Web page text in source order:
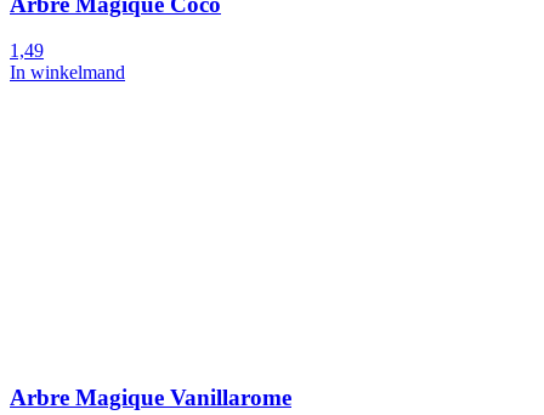
1,49
In winkelmand
Arbre Magique Vanillarome